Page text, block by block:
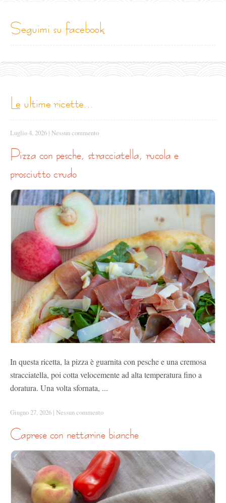
seguimi su facebook
le ultime ricette...
Luglio 4, 2026 | Nessun commento
pizza con pesche, stracciatella, rucola e
prosciutto crudo
In questa ricetta, la pizza è guarnita con pesche e una cremosa
stracciatella, poi cotta velocemente ad alta temperatura fino a
doratura. Una volta sfornata, ...
Giugno 27, 2026 | Nessun commento
caprese con nettarine bianche